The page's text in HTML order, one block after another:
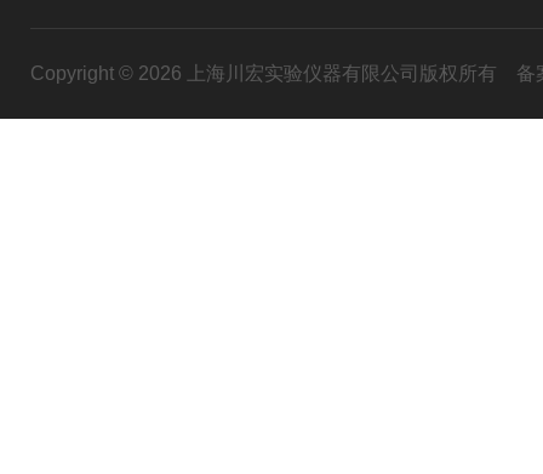
Copyright © 2026 上海川宏实验仪器有限公司版权所有 备